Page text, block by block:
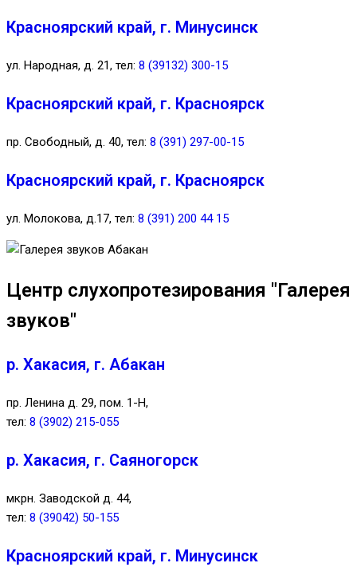
Красноярский край, г. Минусинск
ул. Народная, д. 21, тел: 8 (39132) 300-15
Красноярский край, г. Красноярск
пр. Свободный, д. 40, тел: 8 (391) 297-00-15
Красноярский край, г. Красноярск
ул. Молокова, д.17, тел: 8 (391) 200 44 15
Центр слухопротезирования "Галерея
звуков"
р. Хакасия, г. Абакан
пр. Ленина д. 29, пом. 1-Н,
тел: 8 (3902) 215-055
р. Хакасия, г. Саяногорск
мкрн. Заводской д. 44,
тел: 8 (39042) 50-155
Красноярский край, г. Минусинск